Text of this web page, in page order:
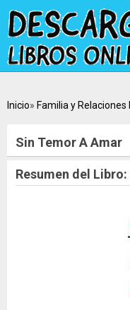
Inicio Familia y Relaciones
Sin Temor A Amar
Resumen del Libro: